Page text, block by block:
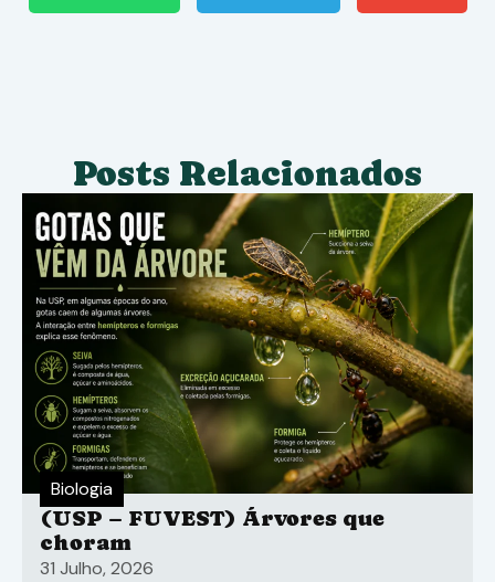
Posts Relacionados
Biologia
(USP – FUVEST) Árvores que
choram
31 Julho, 2026